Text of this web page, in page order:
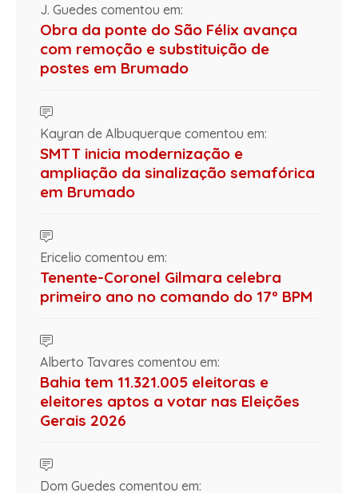
J. Guedes comentou em:
Obra da ponte do São Félix avança
com remoção e substituição de
postes em Brumado
Kayran de Albuquerque comentou em:
SMTT inicia modernização e
ampliação da sinalização semafórica
em Brumado
Ericelio comentou em:
Tenente-Coronel Gilmara celebra
primeiro ano no comando do 17º BPM
Alberto Tavares comentou em:
Bahia tem 11.321.005 eleitoras e
eleitores aptos a votar nas Eleições
Gerais 2026
Dom Guedes comentou em: